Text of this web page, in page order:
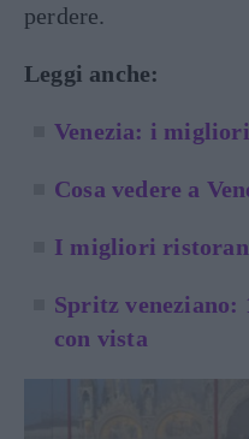
perdere.
Leggi anche:
Venezia: i
Cosa vedere a
I migliori
Spritz
con vista